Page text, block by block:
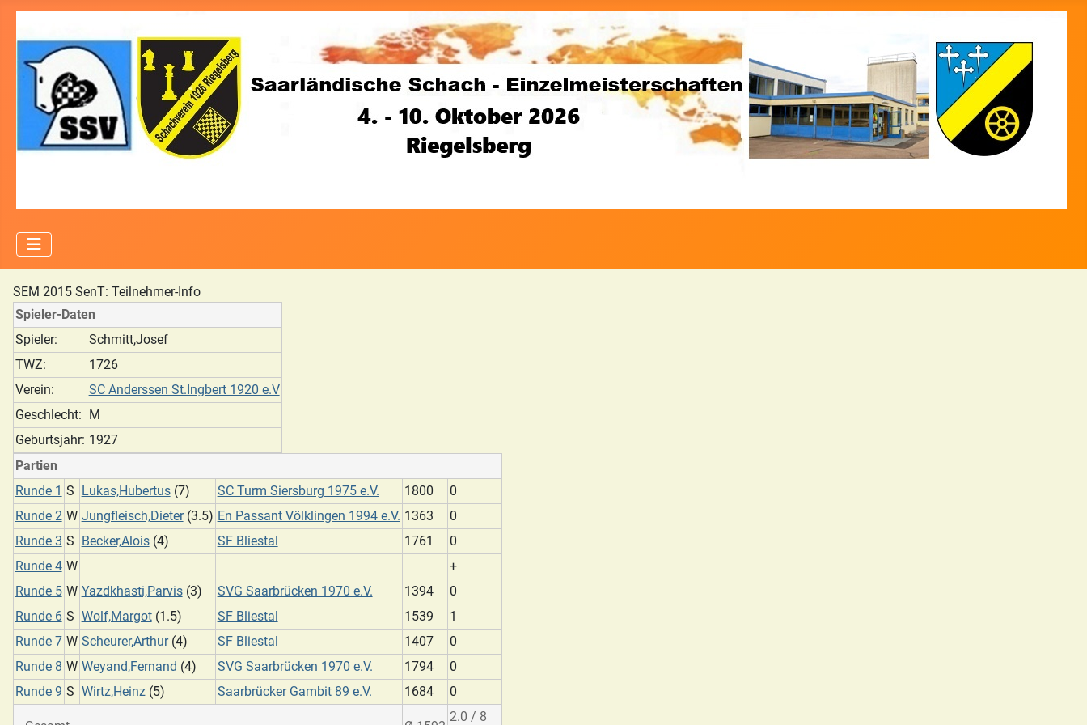
SEM 2015 SenT: Teilnehmer-Info
Spieler-Daten
Spieler:
Schmitt,Josef
TWZ:
1726
Verein:
SC Anderssen St.Ingbert 1920 e.V
Geschlecht: M
Geburtsjahr: 1927
Partien
Runde 1 S Lukas,Hubertus(7) SC Turm Siersburg 1975 e.V. 1800
0
Runde 2 W Jungfleisch,Dieter(3.5) En Passant Völklingen 1994 e.V. 1363
0
Runde 3 S Becker,Alois(4) SF Bliestal 1761
0
Runde 4 W
+
Runde 5 W Yazdkhasti,Parvis(3) SVG Saarbrücken 1970 e.V. 1394
0
Runde 6 S Wolf,Margot(1.5) SF Bliestal 1539
1
Runde 7 W Scheurer,Arthur(4) SF Bliestal 1407
0
Runde 8 W Weyand,Fernand (4) SVG Saarbrücken 1970 e.V. 1794
0
Runde 9 S Wirtz,Heinz(5) Saarbrücker Gambit 89 e.V. 1684 0
2.0 / 8